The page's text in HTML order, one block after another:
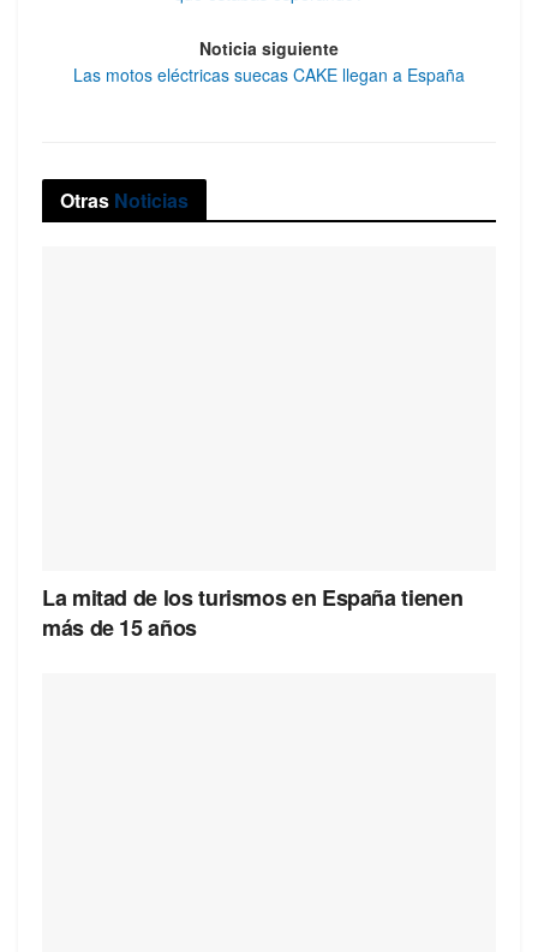
Noticia siguiente
Las motos eléctricas suecas CAKE llegan a España
Otras Noticias
La mitad de los turismos en España tienen
más de 15 años